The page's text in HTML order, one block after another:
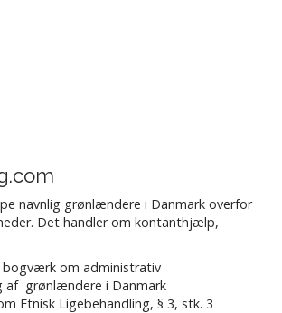
navnlig grønlændere i Danmark overfor
Det handler om kontanthjælp,
bogværk om administrativ
af grønlændere i Danmark
Etnisk Ligebehandling, § 3, stk. 3